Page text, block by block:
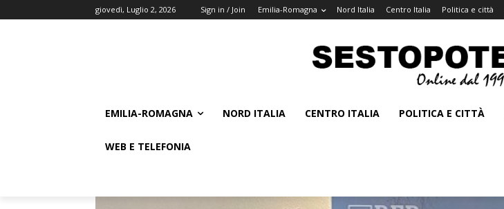
giovedì, Luglio 2, 2026 Sign in / Join Emilia-Romagna Nord Italia Centro Italia Politica e città
EMILIA-ROMAGNA NORD ITALIA CENTRO ITALIA POLITICA E CITTÀ
WEB E TELEFONIA